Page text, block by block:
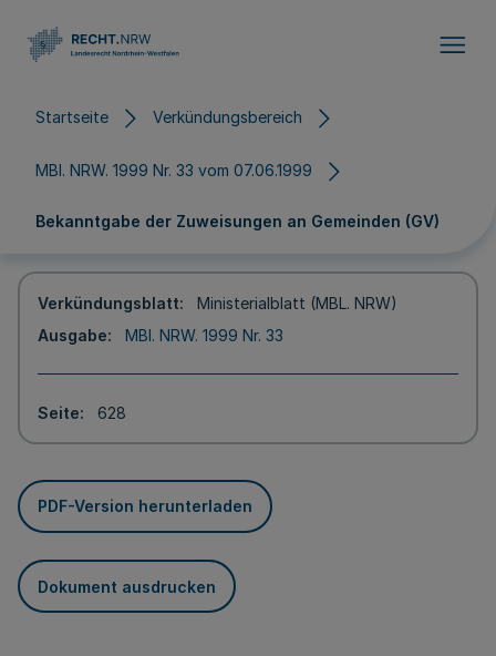
Startseite Verkündungsbereich
MBl. NRW. 1999 Nr. 33 vom 07.06.1999
Bekanntgabe der Zuweisungen an Gemeinden (GV)
Verkündungsblatt
Ministerialblatt (MBL. NRW)
Ausgabe
MBl. NRW. 1999 Nr. 33
Seite 628
PDF-Version herunterladen
Dokument ausdrucken